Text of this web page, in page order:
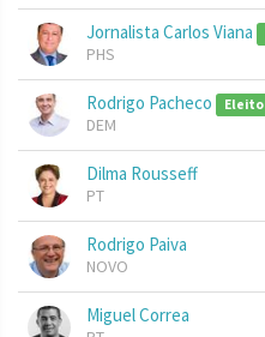
Jornalista Carlos Viana
PHS
Rodrigo Pacheco Eleito
DEM
Dilma Rousseff
PT
Rodrigo Paiva
NOVO
Miguel Correa